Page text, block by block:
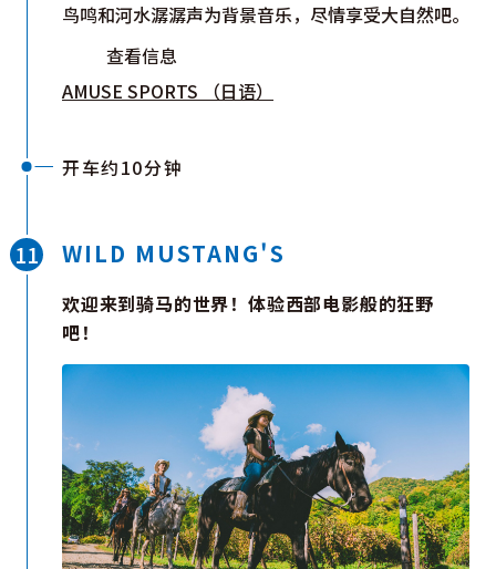
鸟鸣和河水潺潺声为背景音乐，尽情享受大自然吧。
查看信息
AMUSE SPORTS （日语）
开车约10分钟
WILD MUSTANG'S
欢迎来到骑马的世界！体验西部电影般的狂野
吧！